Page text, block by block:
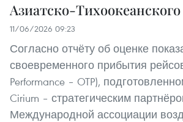
Азиатско-
11/06/2026 09:23
Согласно отчёту об оценке
своевременного прибытия
Performance – OTP),
Cirium – стратегическим
Международной ассоциации